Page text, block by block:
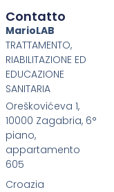
Contatto
MarioLAB
TRATTAMENTO,
RIABILITAZIONE ED
EDUCAZIONE
SANITARIA
Oreškovićeva 1,
10000 Zagabria, 6°
piano,
appartamento
605
Croazia